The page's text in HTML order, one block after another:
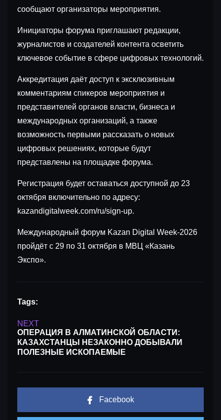
сообщают организаторы мероприятия.
Инициаторы форума приглашают редакции,
журналистов и создателей контента осветить
ключевое событие в сфере цифровых технологий.
Аккредитация даёт доступ к эксклюзивным
комментариям спикеров мероприятия и
представителей органов власти, бизнеса и
международных организаций, а также
возможность первыми рассказать о новых
цифровых решениях, которые будут
представлены на площадке форума.
Регистрация будет оставаться доступной до 23
октября включительно по адресу:
kazandigitalweek.com/ru/sign-up.
Международный форум Kazan Digital Week-2026
пройдёт с 29 по 31 октября в МВЦ «Казань
Экспо».
Tags:
NEXT
ОПЕРАЦИЯ В АЛМАТИНСКОЙ ОБЛАСТИ:
КАЗАХСТАНЦЫ НЕЗАКОННО ДОБЫВАЛИ
ПОЛЕЗНЫЕ ИСКОПАЕМЫЕ
Facebook